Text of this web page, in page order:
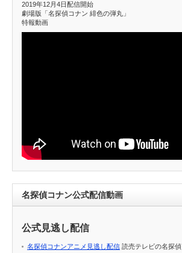
2019年12月4日配信開始
劇場版「名探偵コナン 緋色の弾丸」
特報動画
名探偵コナン公式配信動画
公式見逃し配信
名探偵コナンアニメ見逃し配信 読売テレビの名探